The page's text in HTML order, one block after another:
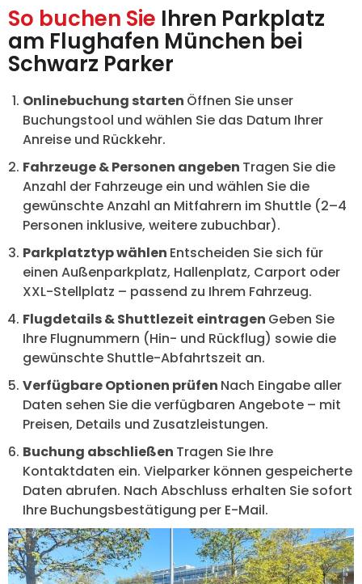
So buchen Sie Ihren Parkplatz
am Flughafen München bei
Schwarz Parker
Onlinebuchung starten Öffnen Sie unser
Buchungstool und wählen Sie das Datum Ihrer
Anreise und Rückkehr.
Fahrzeuge & Personen angeben Tragen Sie die
Anzahl der Fahrzeuge ein und wählen Sie die
gewünschte Anzahl an Mitfahrern im Shuttle (2–4
Personen inklusive, weitere zubuchbar).
Parkplatztyp wählen Entscheiden Sie sich für
einen Außenparkplatz, Hallenplatz, Carport oder
XXL-Stellplatz – passend zu Ihrem Fahrzeug.
Flugdetails & Shuttlezeit eintragen Geben Sie
Ihre Flugnummern (Hin- und Rückflug) sowie die
gewünschte Shuttle-Abfahrtszeit an.
Verfügbare Optionen prüfen Nach Eingabe aller
Daten sehen Sie die verfügbaren Angebote – mit
Preisen, Details und Zusatzleistungen.
Buchung abschließen Tragen Sie Ihre
Kontaktdaten ein. Vielparker können gespeicherte
Daten abrufen. Nach Abschluss erhalten Sie sofort
Ihre Buchungsbestätigung per E-Mail.